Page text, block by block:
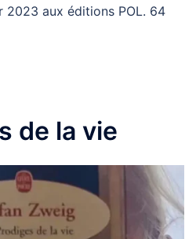
2023 aux éditions POL. 64
de la vie